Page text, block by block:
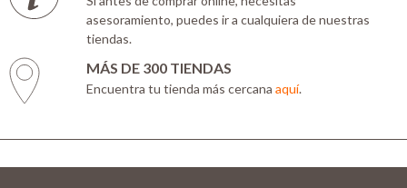
asesoramiento, puedes ir a cualquiera de nuestras
tiendas.
MÁS DE 300 TIENDAS
Encuentra tu tienda más cercana aquí.